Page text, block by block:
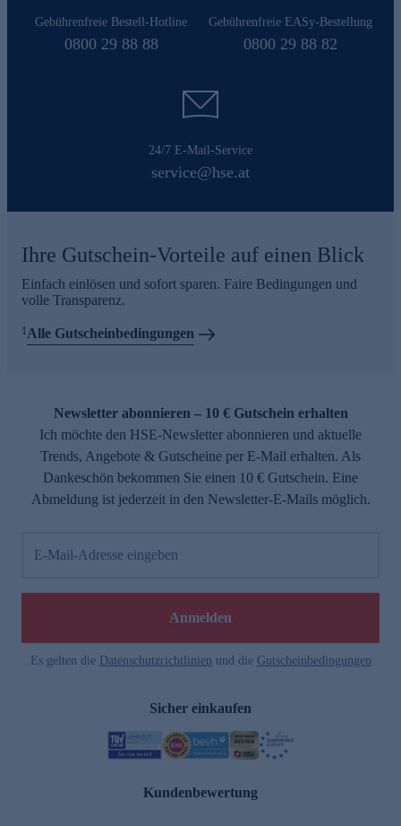
Gebührenfreie Bestell-Hotline
0800 29 88 88
Gebührenfreie EASy-Bestellung
0800 29 88 82
24/7 E-Mail-Service
service@hse.at
Ihre Gutschein-Vorteile auf einen Blick
Einfach einlösen und sofort sparen. Faire Bedingungen und
volle Transparenz.
1 Alle Gutscheinbedingungen
Newsletter abonnieren – 10 € Gutschein erhalten
Ich möchte den HSE-Newsletter abonnieren und aktuelle
Trends, Angebote & Gutscheine per E-Mail erhalten. Als
Dankeschön bekommen Sie einen 10 € Gutschein. Eine
Abmeldung ist jederzeit in den Newsletter-E-Mails möglich.
E-Mail-Adresse eingeben
Anmelden
Es gelten die Datenschutzrichtlinien und die Gutscheinbedingungen
Sicher einkaufen
Kundenbewertung